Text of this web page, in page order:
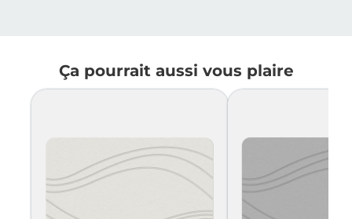
Ça pourrait aussi vous plaire